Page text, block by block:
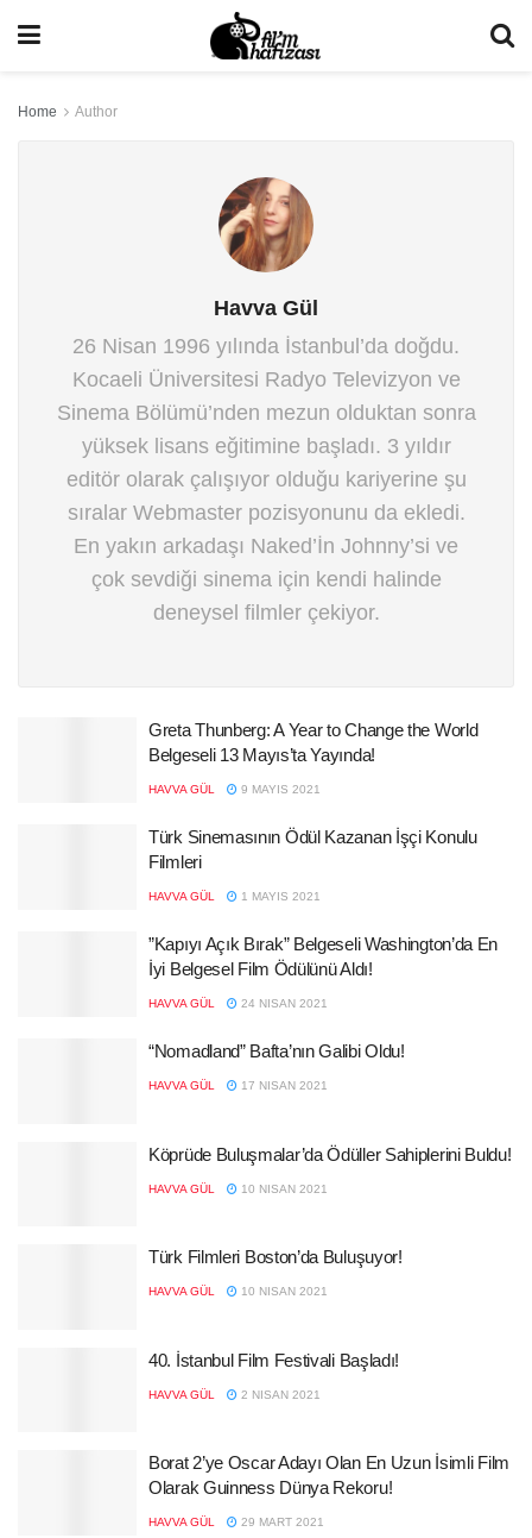
Home Author
Havva Gül
26 Nisan 1996 yılında İstanbul’da doğdu.
Kocaeli Üniversitesi Radyo Televizyon ve
Sinema Bölümü’nden mezun olduktan sonra
yüksek lisans eğitimine başladı. 3 yıldır
editör olarak çalışıyor olduğu kariyerine şu
sıralar Webmaster pozisyonunu da ekledi.
En yakın arkadaşı Naked’İn Johnny’si ve
çok sevdiği sinema için kendi halinde
deneysel filmler çekiyor.
Greta Thunberg: A Year to Change the World
Belgeseli 13 Mayıs’ta Yayında!
HAVVA GÜL 9 MAYIS 2021
Türk Sinemasının Ödül Kazanan İşçi Konulu
Filmleri
HAVVA GÜL 1 MAYIS 2021
”Kapıyı Açık Bırak” Belgeseli Washington’da En
İyi Belgesel Film Ödülünü Aldı!
HAVVA GÜL 24 NISAN 2021
“Nomadland” Bafta’nın Galibi Oldu!
HAVVA GÜL 17 NISAN 2021
Köprüde Buluşmalar’da Ödüller Sahiplerini Buldu!
HAVVA GÜL 10 NISAN 2021
Türk Filmleri Boston’da Buluşuyor!
HAVVA GÜL 10 NISAN 2021
40. İstanbul Film Festivali Başladı!
HAVVA GÜL 2 NISAN 2021
Borat 2’ye Oscar Adayı Olan En Uzun İsimli Film
Olarak Guinness Dünya Rekoru!
HAVVA GÜL 29 MART 2021